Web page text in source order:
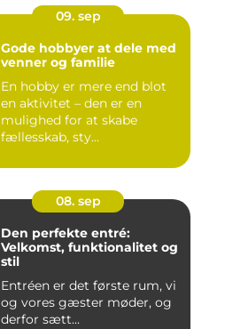
09. sep
Gode hobbyer at dele med
venner og familie
En hobby er mere end blot
en aktivitet – den er en
mulighed for at skabe
fællesskab, sty...
08. sep
Den perfekte entré:
Velkomst, funktionalitet og
stil
Entréen er det første rum, vi
og vores gæster møder, og
derfor sætt...